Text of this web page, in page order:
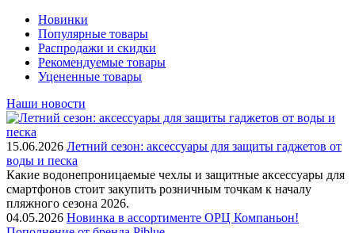
Новинки
Популярные товары
Распродажи и скидки
Рекомендуемые товары
Уцененные товары
Наши новости
15.06.2026 Летний сезон: аксессуары для защиты гаджетов от
воды и песка
Какие водонепроницаемые чехлы и защитные аксессуары для
смартфонов стоит закупить розничным точкам к началу
пляжного сезона 2026.
04.05.2026 Новинка в ассортименте OРЦ Компаньон!